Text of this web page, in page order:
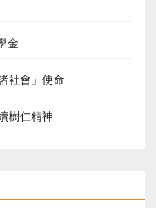
金
社會」使命
樹仁精神